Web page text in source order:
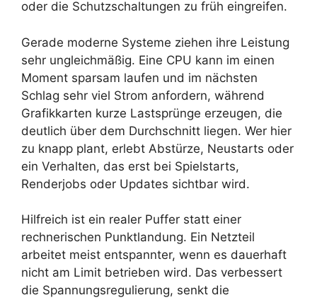
oder die Schutzschaltungen zu früh eingreifen.
Gerade moderne Systeme ziehen ihre Leistung
sehr ungleichmäßig. Eine CPU kann im einen
Moment sparsam laufen und im nächsten
Schlag sehr viel Strom anfordern, während
Grafikkarten kurze Lastsprünge erzeugen, die
deutlich über dem Durchschnitt liegen. Wer hier
zu knapp plant, erlebt Abstürze, Neustarts oder
ein Verhalten, das erst bei Spielstarts,
Renderjobs oder Updates sichtbar wird.
Hilfreich ist ein realer Puffer statt einer
rechnerischen Punktlandung. Ein Netzteil
arbeitet meist entspannter, wenn es dauerhaft
nicht am Limit betrieben wird. Das verbessert
die Spannungsregulierung, senkt die